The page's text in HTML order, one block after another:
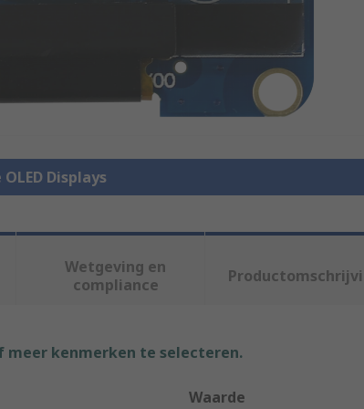
Displays
Wetgeving en
compliance
meer kenmerken te selecteren.
Waarde